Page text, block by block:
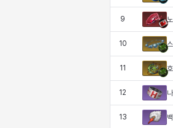
9
10
11
12
13